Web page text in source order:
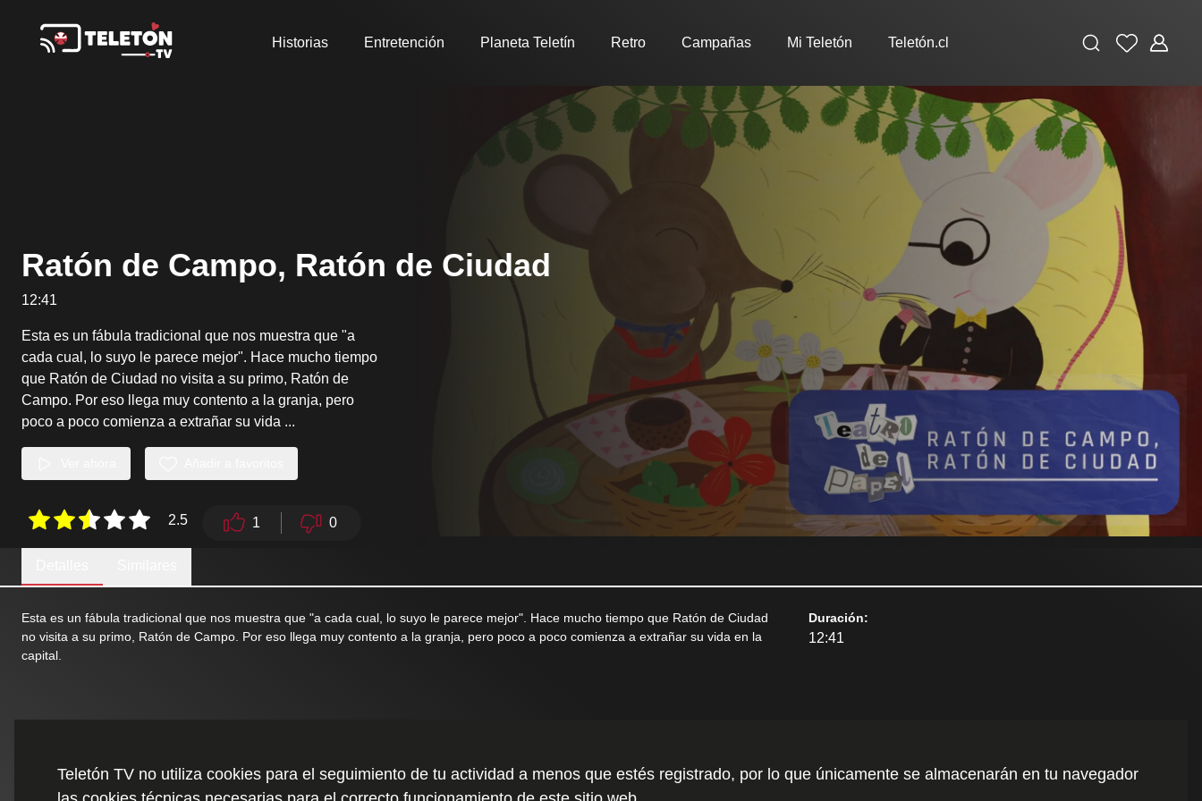
Historias Entretención Planeta Teletín Retro Campañas Mi Teletón Teletón.cl BuscarFavoritos
Ratón de Campo, Ratón de Ciudad
12:41
Esta es un fábula tradicional que nos muestra que "a
cada cual, lo suyo le parece mejor". Hace mucho tiempo
que Ratón de Ciudad no visita a su primo, Ratón de
Campo. Por eso llega muy contento a la granja, pero
poco a poco comienza a extrañar su vida ...
2.5 1 0
Esta es un fábula tradicional que nos muestra que "a cada cual, lo suyo le parece mejor". Hace mucho tiempo que Ratón de Ciudad
no visita a su primo, Ratón de Campo. Por eso llega muy contento a la granja, pero poco a poco comienza a extrañar su vida en la
capital.
Duración:
12:41
Teletón TV no utiliza cookies para el seguimiento de tu actividad a menos que estés registrado, por lo que únicamente se almacenarán en tu navegador